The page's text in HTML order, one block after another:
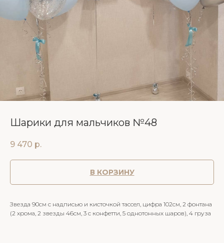
Шарики для мальчиков №48
9 470 р.
В КОРЗИНУ
Звезда 90см с надписью и кисточкой тассел, цифра 102см, 2 фонтана
(2 хрома, 2 звезды 46см, 3 с конфетти, 5 однотонных шаров), 4 груза